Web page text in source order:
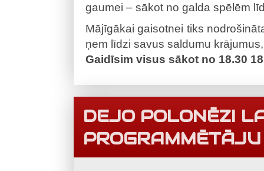
gaumei – sākot no galda spēlēm
Mājīgākai gaisotnei tiks
ņem līdzi savus saldumu
Gaidīsim visus sākot no 18.30
DEJO POLONĒZI